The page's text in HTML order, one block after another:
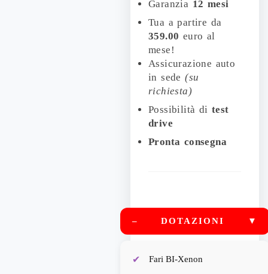
Garanzia 12 mesi
Tua a partire da
359.00 euro al
mese!
Assicurazione auto
in sede(su
richiesta)
Possibilità di test
drive
Pronta consegna
– DOTAZIONI ▼
Fari BI-Xenon